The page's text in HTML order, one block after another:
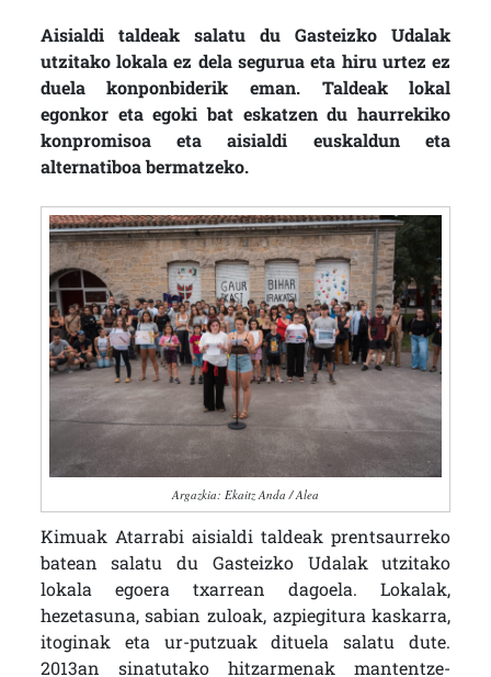
Aisialdi taldeak salatu du Gasteizko Udalak
utzitako lokala ez dela segurua eta hiru urtez ez
duela konponbiderik eman. Taldeak lokal
egonkor eta egoki bat eskatzen du haurrekiko
konpromisoa eta aisialdi euskaldun eta
alternatiboa bermatzeko.
Argazkia: Ekaitz Anda / Alea
Kimuak Atarrabi aisialdi taldeak prentsaurreko
batean salatu du Gasteizko Udalak utzitako
lokala egoera txarrean dagoela. Lokalak,
hezetasuna, sabian zuloak, azpiegitura kaskarra,
itoginak eta ur-putzuak dituela salatu dute.
2013an sinatutako hitzarmenak mantentze-